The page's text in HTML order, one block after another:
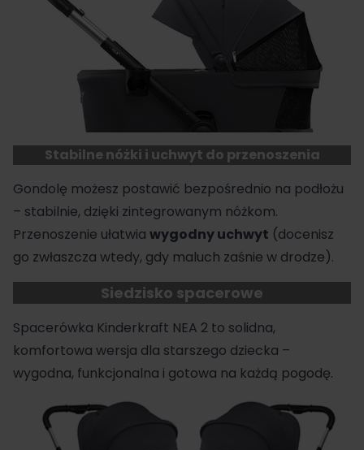
Stabilne nóżki i uchwyt do przenoszenia
Gondolę możesz postawić bezpośrednio na podłożu
– stabilnie, dzięki zintegrowanym nóżkom.
Przenoszenie ułatwia wygodnyuchwyt (docenisz
go zwłaszcza wtedy, gdy maluch zaśnie w drodze).
Siedzisko spacerowe
Spacerówka Kinderkraft NEA 2 to solidna,
komfortowa wersja dla starszego dziecka –
wygodna, funkcjonalna i gotowa na każdą pogodę.